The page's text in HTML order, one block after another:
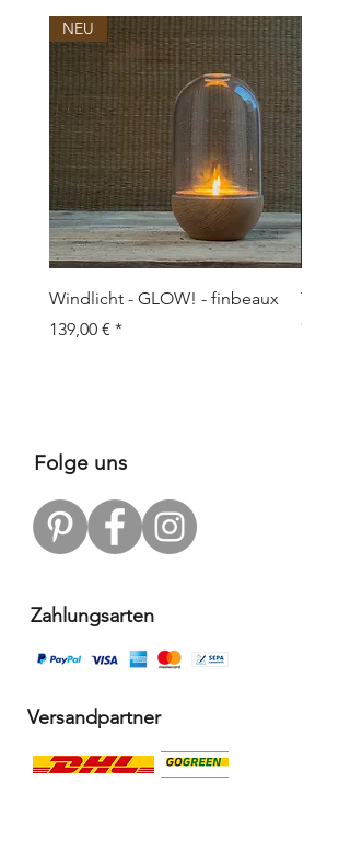
NEU
Windlicht - GLOW! - finbeaux
Preis
139,00 €
Topf/
Folge uns
Zahlungsarten
Versandpartner